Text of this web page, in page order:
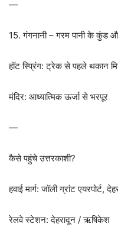
—
15. गंगनानी – गरम पानी के कुंड
हॉट स्प्रिंग: ट्रेक से पहले थकान
मंदिर: आध्यात्मिक ऊर्जा से भरपूर
—
कैसे पहुंचे उत्तरकाशी?
हवाई मार्ग: जॉली ग्रांट एयरपोर्ट,
रेलवे स्टेशन: देहरादून / ऋषिकेश